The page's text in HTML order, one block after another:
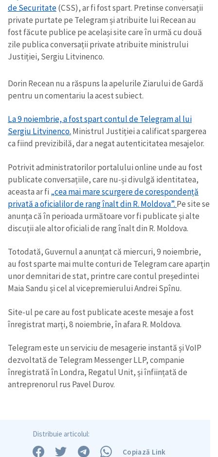
de Securitate(CSS), ar fi fost spart. Pretinse conversații
private purtate pe Telegram și atribuite lui Recean au
fost făcute publice pe același site care în urmă cu două
zile publica conversații private atribuite ministrului
Justiției, Sergiu Litvinenco.
Dorin Recean nu a răspuns la apelurile Ziarului de Gardă
pentru un comentariu la acest subiect.
La 9 noiembrie, a fost spart contul de Telegram al lui
Sergiu Litvinenco. Ministrul Justiției a calificat spargerea
ca fiind previzibilă, dar a negat autenticitatea mesajelor.
Potrivit administratorilor portalului online unde au fost
publicate conversațiile, care nu-și divulgă identitatea,
aceasta ar fi„cea mai mare scurgere de corespondență
privată a oficialilor de rang înalt din R. Moldova”. Pe site se
anunța că în perioada următoare vor fi publicate și alte
discuții ale altor oficiali de rang înalt din R. Moldova.
Totodată, Guvernul a anunțat că miercuri, 9 noiembrie,
au fost sparte mai multe conturi de Telegram care aparțin
unor demnitari de stat, printre care contul președintei
Maia Sandu și cel al vicepremierului Andrei Spînu.
Site-ul pe care au fost publicate aceste mesaje a fost
înregistrat marți, 8 noiembrie, în afara R. Moldova.
Telegram este un serviciu de mesagerie instantă și VoIP
dezvoltată de Telegram Messenger LLP, companie
înregistrată în Londra, Regatul Unit, și înființată de
antreprenorul rus Pavel Durov.
Distribuie articolul:
Copiază Link